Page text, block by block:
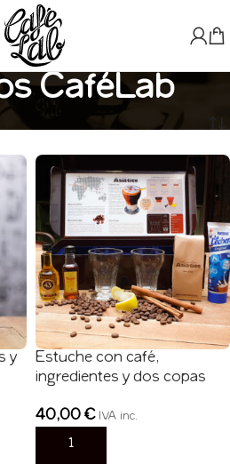
CaféLab
y
Estuche con café,
ingredientes y dos copas
40,00 € IVA inc.
AÑADIR AL CARRITO